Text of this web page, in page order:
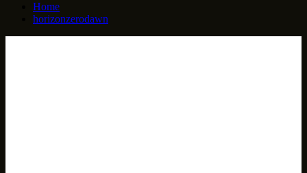
Home
horizonzerodawn